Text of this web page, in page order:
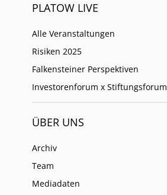
PLATOW LIVE
Alle Veranstaltungen
Risiken 2025
Falkensteiner Perspektiven
Investorenforum x Stiftungsforum
ÜBER UNS
Archiv
Team
Mediadaten